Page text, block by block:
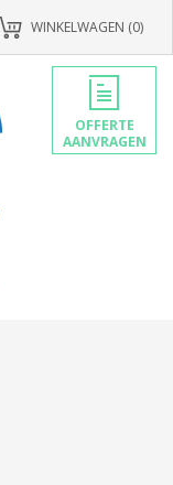
WINKELWAGEN (0)
OFFERTE
AANVRAGEN